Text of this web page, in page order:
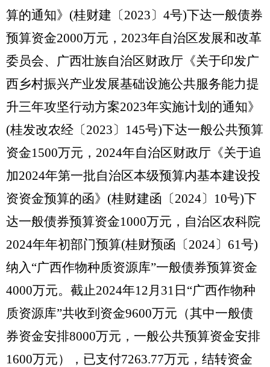
算的通知》(桂财建 〔2023〕 4号)下达一般债券
预算资金2000万元， 2023年自治区发展和改革
委员会、广西壮族自治区财政厅《关于印发广
西乡村振兴产业发展基础设施公共服务能力提
升三年攻坚行动方案2023年实施计划的通知》
(桂发改农经 〔2023〕 145号)下达一般公共预算
资金1500万元， 2024年自治区财政厅《关于追
加2024年第一批自治区本级预算内基本建设投
资资金预算的函》(桂财建函 〔2024〕 10号)下
达一般债券预算资金1000万元，自治区农科院
2024年年初部门预算(桂财预函 〔2024〕 61号)
纳入“广西作物种质资源库”一般债券预算资金
4000万元。截止2024年12月31日“广西作物种
质资源库”共收到资金9600万元 （其中一般债
券资金安排8000万元，一般公共预算资金安排
1600万元） ，已支付7263.77万元，结转资金